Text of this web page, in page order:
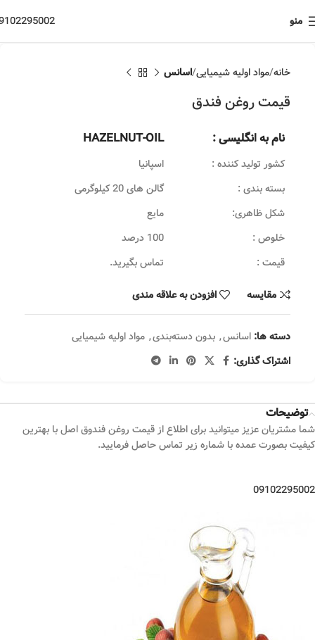
منو
خانه مواد اولیه شیمیایی اسانس
قیمت روغن فندق
نام به انگلیسی : HAZELNUT-OIL
کشور تولید کننده :
اسپانیا
بسته بندی :
گالن های 20 کیلوگرمی
شکل ظاهری:
مایع
خلوص :
100 درصد
قیمت :
تماس بگیرید.
مقایسه افزودن به علاقه مندی
دسته ها: اسانس, بدون دسته‌بندی, مواد اولیه شیمیایی
اشتراک گذاری:
توضیحات
شما مشتریان عزیز میتوانید برای اطلاع از قیمت روغن فندوق اصل با بهترین
کیفیت بصورت عمده با شماره زیر تماس حاصل فرمایید.
09102295002